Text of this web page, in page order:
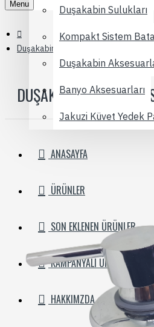
Duşakabin Sulukları
Kompakt Sistem
Duşakabin
Banyo Aksesuarları
Jakuzi Küvet Yedek
ANASAYFA
ÜRÜNLER
SON EKLENEN ÜRÜNLER
KAMPANYALI ÜRÜNLER
HAKKIMZDA
Menu
Duşakabin Kompakt Sistem 4 Yollu
DUŞAKABIN KOMPAKT